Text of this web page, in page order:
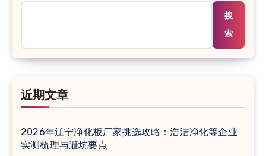
搜
索
近期文章
2026年辽宁净化板厂家挑选攻略：浩洁净化等企业
实测梳理与避坑要点